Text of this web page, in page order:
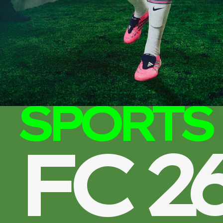
EA
SPORTS
FC